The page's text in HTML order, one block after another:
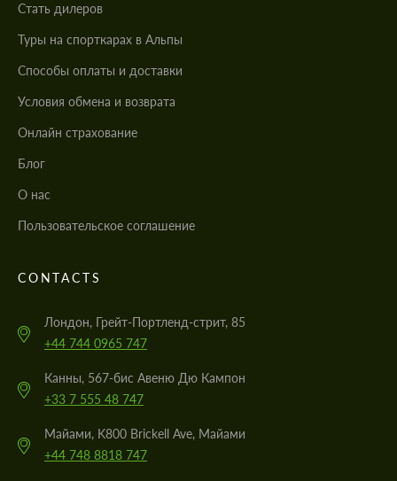
Стать дилеров
Туры на спорткарах в Альпы
Cпособы оплаты и доставки
Условия обмена и возврата
Онлайн страхование
Блог
О нас
Пользовательское соглашение
CONTACTS
Лондон, Грейт-Портленд-стрит, 85
+44 744 0965 747
Канны, 567-бис Авеню Дю Кампон
+33 7 555 48 747
Майами, K800 Brickell Ave, Майами
+44 748 8818 747